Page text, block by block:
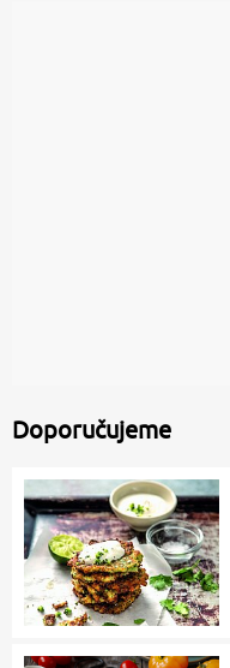
Doporučujeme